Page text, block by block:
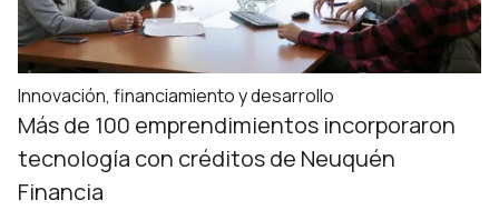
Innovación, financiamiento y desarrollo
Más de 100 emprendimientos incorporaron
tecnología con créditos de Neuquén
Financia